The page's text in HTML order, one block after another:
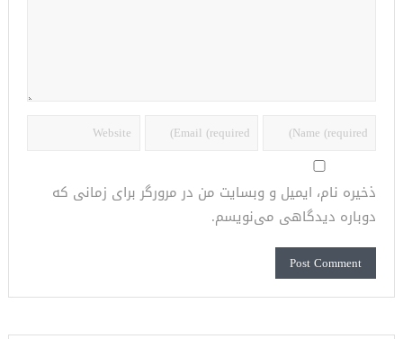
ذخیره نام، ایمیل و وبسایت من در مرورگر برای زمانی که
دوباره دیدگاهی می‌نویسم.